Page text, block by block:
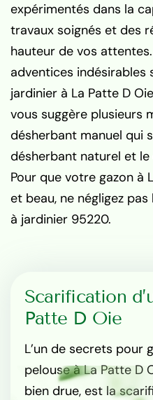
expérimentés dans la
travaux soignés et des
hauteur de vos
adventices indésirables
jardinier à La Patte D
vous suggère plusieurs
désherbant manuel qui
désherbant naturel et
Pour que votre gazon à
et beau, ne négligez
à jardinier 95220.
Scarification
Patte D Oie
L’un de secrets pour
pelouse à La Patte D
bien drue, est la